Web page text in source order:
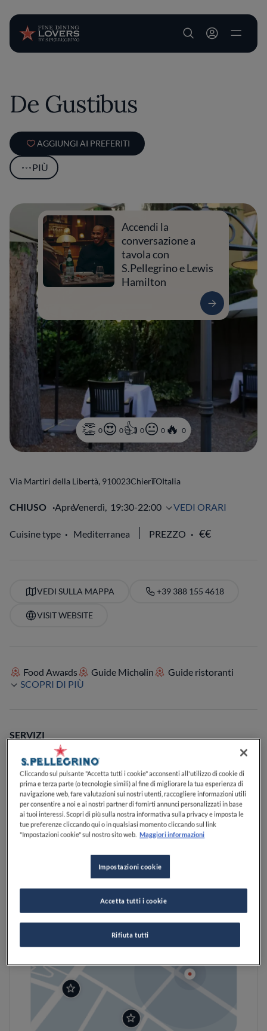
User account
De Gustibus
AGGIUNGI AI PREFERITI
PIÙ
0 0 0 0 0
Accendi la
conversazione a
tavola con
S.Pellegrino e Lewis
Hamilton
Via Martiri della Libertà, 910023ChieriTOItalia
CHIUSO ApreVenerdì, 19:30-22:00 VEDI ORARI
Cuisine type Mediterranea PREZZO
VEDI SULLA MAPPA +39 388 155 4618
VISIT WEBSITE
Food Awards Guide Michelin
Guide ristoranti
SCOPRI DI PIÙ
SERVIZI
Buoni dessert
Perfetto per il pranzo
Lista di birre
Carta dei vini
Vegetariano
Posti a sedere all'aperto
Adatto ai bambini o alle famiglie
Cliccando sul pulsante "Accetta tutti i cookie" acconsenti all'utilizzo di cookie di
prima e terza parte (o tecnologie simili) al fine di migliorare la tua esperienza di
navigazione web, fare valutazioni sui nostri utenti, raccogliere informazioni utili
per consentire a noi e ai nostri partner di fornirti annunci personalizzati in base
ai tuoi interessi. Scopri di più sulla nostra informativa sulla privacy e imposta le
tue preferenze cliccando qui o in qualsiasi momento cliccando sul link
"Impostazioni cookie" sul nostro sito web. Maggiori informazioni
Impostazioni cookie
Rifiuta tutti
Accetta tutti i cookie